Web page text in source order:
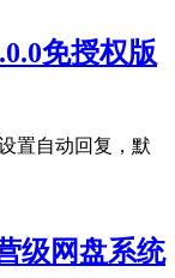
免授权版
置自动回复，默
级网盘系统